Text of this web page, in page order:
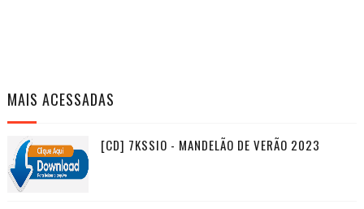
MAIS ACESSADAS
[CD] 7KSSIO - MANDELÃO DE VERÃO 2023